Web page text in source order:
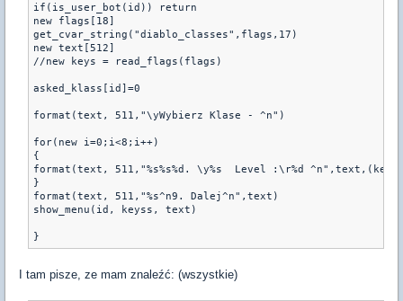
if(is_user_bot(id)) return
new flags[18]
get_cvar_string("diablo_classes",flags,17)
new text[512]
//new keys = read_flags(flags)
asked_klass[id]=0
format(text, 511,"\yWybierz Klase - ^n")
for(new i=0;i<8;i++)
{
format(text, 511,"%s%s%d. \y%s  Level :\r%d
}
format(text, 511,"%s^n9. Dalej^n",text)
show_menu(id, keyss, text)
I tam pisze, ze mam znaleźć: (wszystkie)